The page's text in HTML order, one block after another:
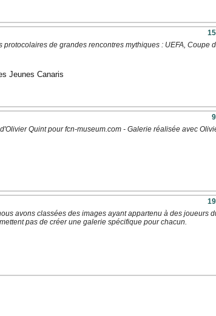
protocolaires de grandes rencontres mythiques : UEFA, Coupe
Jeunes Canaris
Quint pour fcn-museum.com - Galerie réalisée avec
avons classées des images ayant appartenu à des joueurs
pas de créer une galerie spécifique pour chacun.